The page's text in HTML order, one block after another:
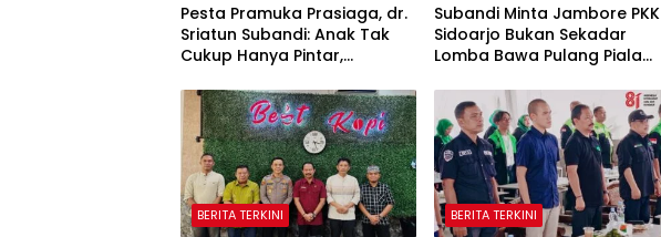
Pesta Pramuka Prasiaga, dr.
Sriatun Subandi: Anak Tak
Cukup Hanya Pintar,
Sejak Dini
Subandi Minta Jambore PKK
Sidoarjo Bukan Sekadar
Lomba Bawa Pulang Piala
BERITA TERKINI BERITA TERKINI